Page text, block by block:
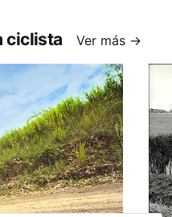
ciclista Ver más →